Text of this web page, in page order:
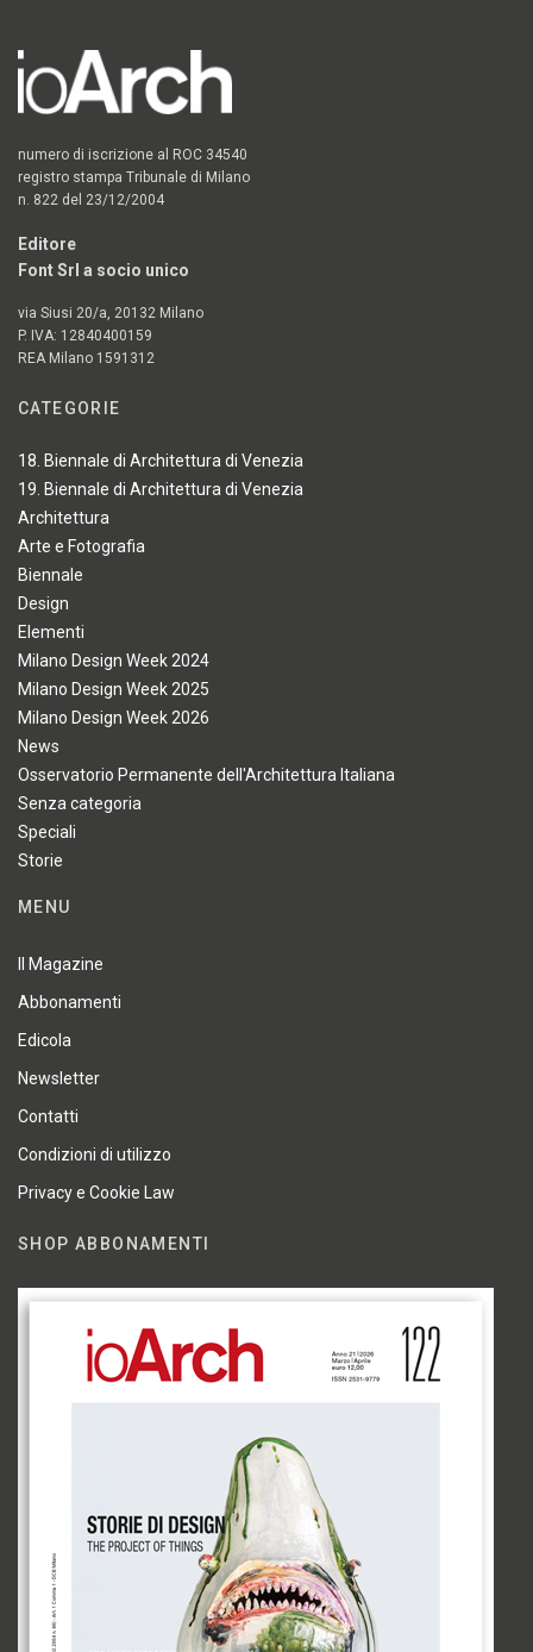
numero di iscrizione al ROC 34540
registro stampa Tribunale di Milano
n. 822 del 23/12/2004
Editore
Font Srl a socio unico
via Siusi 20/a, 20132 Milano
P. IVA: 12840400159
REA Milano 1591312
CATEGORIE
18. Biennale di Architettura di Venezia
19. Biennale di Architettura di Venezia
Architettura
Arte e Fotografia
Biennale
Design
Elementi
Milano Design Week 2024
Milano Design Week 2025
Milano Design Week 2026
News
Osservatorio Permanente dell'Architettura Italiana
Senza categoria
Speciali
Storie
MENU
Il Magazine
Abbonamenti
Edicola
Newsletter
Contatti
Condizioni di utilizzo
Privacy e Cookie Law
SHOP ABBONAMENTI